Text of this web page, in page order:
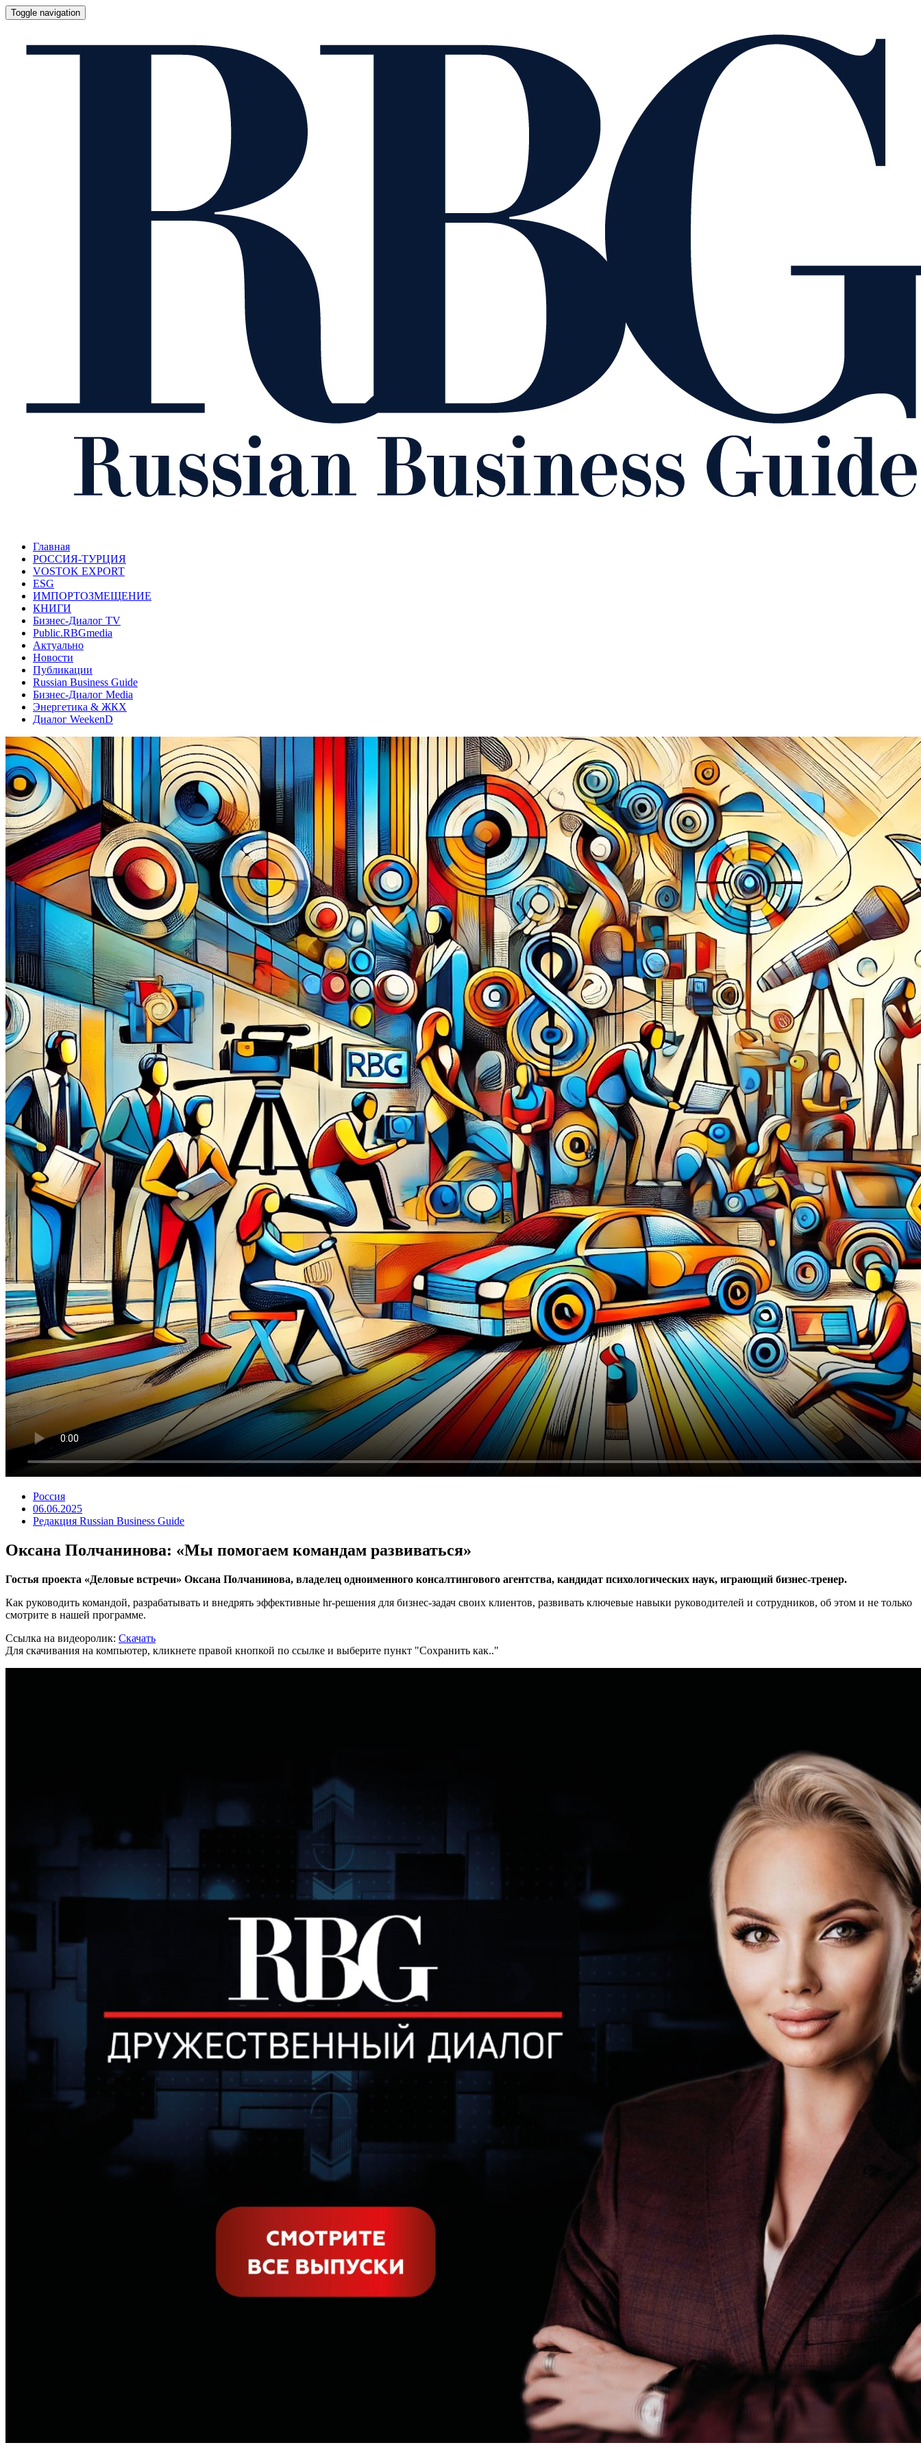
Toggle navigation
Главная
РОССИЯ-ТУРЦИЯ
VOSTOK EXPORT
ESG
ИМПОРТОЗМЕЩЕНИЕ
КНИГИ
Бизнес-Диалог TV
Public.RBGmedia
Актуально
Новости
Публикации
Russian Business Guide
Бизнес-Диалог Media
Энергетика & ЖКХ
Диалог WeekenD
Россия
06.06.2025
Редакция Russian Business Guide
Оксана Полчанинова: «Мы помогаем командам развиваться»
Гостья проекта «Деловые встречи» Оксана Полчанинова, владелец одноименного консалтингового агентства, кандидат психологических наук, играющий бизнес-тренер.
Как руководить командой, разрабатывать и внедрять эффективные hr-решения для бизнес-задач своих клиентов, развивать ключевые навыки руководителей и сотрудников, об этом и не только
смотрите в нашей программе.
Ссылка на видеоролик: Скачать
Для скачивания на компьютер, кликнете правой кнопкой по ссылке и выберите пункт "Сохранить как.."